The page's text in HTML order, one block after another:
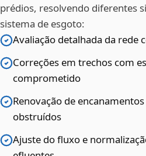
prédios, resolvendo diferentes
sistema de esgoto:
Avaliação detalhada da rede
Correções em trechos com
comprometido
Renovação de
obstruídos
Ajuste do fluxo e